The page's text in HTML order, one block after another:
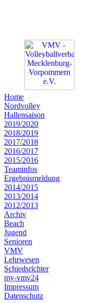
Home
Nordvolley
Hallensaison
2019/2020
2018/2019
2017/2018
2016/2017
2015/2016
Teaminfos
Ergebnismeldung
2014/2015
2013/2014
2012/2013
Archiv
Beach
Jugend
Senioren
VMV
Lehrwesen
Schiedsrichter
my-vmv24
Impressum
Datenschutz